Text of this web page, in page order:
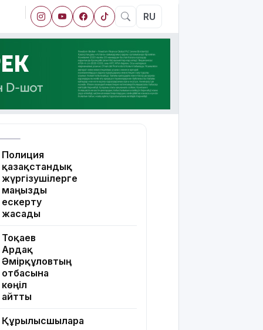
RU
Полиция
қазақстандық
жүргізушілерге
маңызды
ескерту
жасады
Тоқаев
Ардақ
Әмірқұловтың
отбасына
көңіл
айтты
Құрылысшыларға